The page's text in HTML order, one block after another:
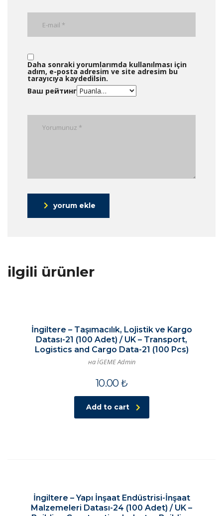
Daha sonraki yorumlarımda kullanılması için
adım, e-posta adresim ve site adresim bu
tarayıcıya kaydedilsin.
Ваш рейтинг
yorum ekle
ilgili ürünler
İngiltere – Taşımacılık, Lojistik ve Kargo
Datası-21 (100 Adet) / UK – Transport,
Logistics and Cargo Data-21 (100 Pcs)
на İGEME Admin
10.00₺
Add to cart
İngiltere – Yapı İnşaat Endüstrisi-İnşaat
Malzemeleri Datası-24 (100 Adet) / UK –